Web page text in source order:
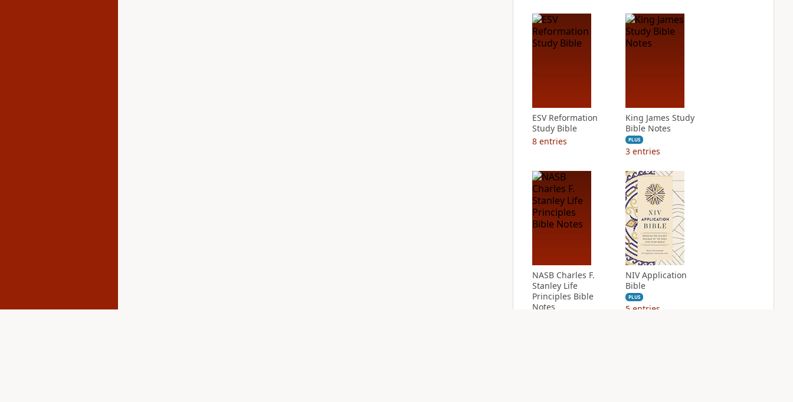
ESV Reformation
Study Bible
8 entries
King James Study
Bible Notes
PLUS
3 entries
NASB Charles F.
Stanley Life
Principles Bible
Notes
NIV Application
Bible
PLUS
5 entries